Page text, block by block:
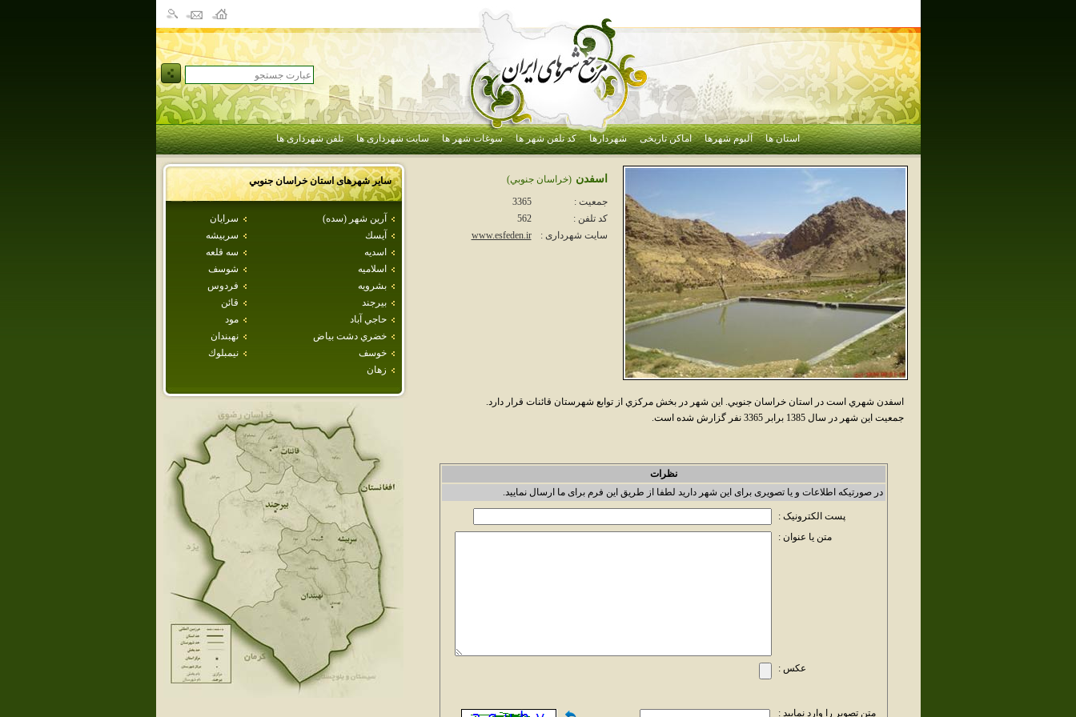
استان ها آلبوم شهرها اماکن تاریخی شهردارها کد تلفن شهر ها سوغات شهر ها سایت شهرداری ها تلفن شهرداری ها
سایر شهرهای استانخراسان جنوبي
آرين شهر (سده)
سرايان
آيسك
سربيشه
اسديه
سه قلعه
اسلاميه
شوسف
بشرويه
فردوس
بيرجند
قائن
حاجي آباد
مود
خضري دشت بياض
نهبندان
خوسف
نيمبلوك
زهان
اسفدن (خراسان جنوبي)
جمعیت :
3365
کد تلفن :
562
سایت شهرداری :
www.esfeden.ir
اسفدن شهري است در استان خراسان جنوبي. اين شهر در بخش مرکزي از توابع شهرستان قائنات قرار دارد.
جمعيت اين شهر در سال 1385 برابر 3365 نفر گزارش شده است.
نظرات
در صورتیکه اطلاعات و یا تصویری برای این شهر دارید لطفا از طریق این فرم برای ما ارسال نمایید.
پست الکترونیک :
متن یا عنوان :
عکس :
متن تصویر را وارد نمایید :